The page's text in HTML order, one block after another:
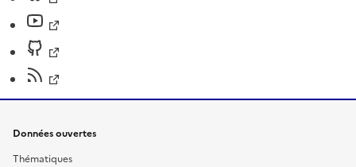
Données ouvertes
Thématiques